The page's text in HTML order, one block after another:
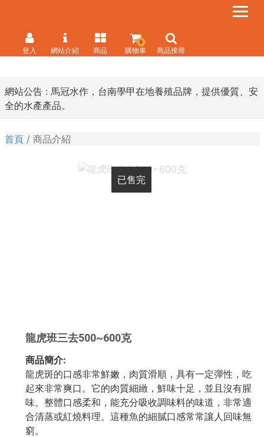
網站公告 : 馬冠水作，台南學甲在地養殖品牌，提供優質、安
全的水產產品。
登入 網站介紹 商品 購物車
0
商品搜尋
首頁 商品介紹
已售完
已售完
已售完
龍虎班三去500~600克
商品簡介:
龍虎斑的口感非常鮮嫩，肉質滑順，具有一定彈性，吃
起來非常爽口。它的肉質細緻，鮮味十足，並且沒有腥
味。整體口感柔和，能充分吸收調味料的味道，非常適
合清蒸或紅燒料理。這種魚的細膩口感常常讓人回味無
窮。